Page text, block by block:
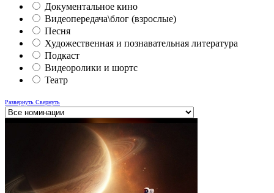
Документальное кино
Видеопередача\блог (взрослые)
Песня
Художественная и познавательная литература
Подкаст
Видеоролики и шортс
Театр
Развернуть Свернуть